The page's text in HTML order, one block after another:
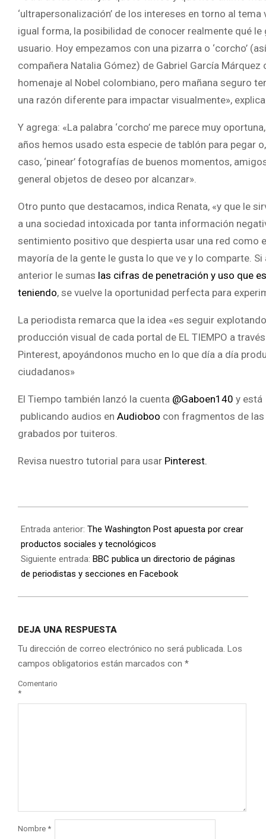
‘ultrapersonalización’ de los intereses en torno al tema
igual forma, la posibilidad de conocer realmente qué le
usuario. Hoy empezamos con una pizarra o ‘corcho’
compañera Natalia Gómez) de Gabriel García Márquez
homenaje al Nobel colombiano, pero mañana seguro
una razón diferente para impactar visualmente»,
Y agrega: «La palabra ‘corcho’ me parece muy
años hemos usado esta especie de tablón para pegar
caso, ‘pinear’ fotografías de buenos momentos,
general objetos de deseo por alcanzar».
Otro punto que destacamos, indica Renata, «y que le
a una sociedad intoxicada por tanta información
sentimiento positivo que despierta usar una red como
mayoría de la gente le gusta lo que ve y lo comparte. Si
anterior le sumas las cifras de penetración y uso que
teniendo, se vuelve la oportunidad perfecta para
La periodista remarca que la idea «es seguir
producción visual de cada portal de EL TIEMPO a
Pinterest, apoyándonos mucho en lo que día a día
ciudadanos»
El Tiempo también lanzó la cuenta @Gaboen140 y está
publicando audios en Audioboo con fragmentos de las
grabados por tuiteros.
Revisa nuestro tutorial para usar Pinterest.
Entrada anterior: The Washington Post apuesta por crear
productos sociales y tecnológicos
Siguiente entrada: BBC publica un directorio de páginas
de periodistas y secciones en Facebook
DEJA UNA RESPUESTA
Tu dirección de correo electrónico no será publicada. Los
campos obligatorios están marcados con *
Comentario
*
Nombre *